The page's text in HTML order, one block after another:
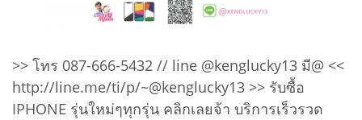
>> โทร 087-666-5432 // line @kenglucky13 มี@ <<
http://line.me/ti/p/~@kenglucky13 >> รับซื้อ
IPHONE รุ่นใหม่ๆทุกรุ่น คลิกเลยจ้า บริการเร็วรวด